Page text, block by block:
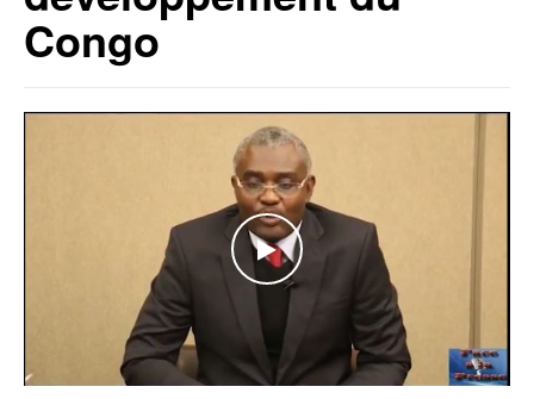
Congo
WATCH THE VIDEO